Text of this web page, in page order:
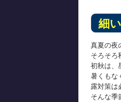
細
真夏の夜
そろそろ
初秋は、
暑くもな
露対策は
そんな季